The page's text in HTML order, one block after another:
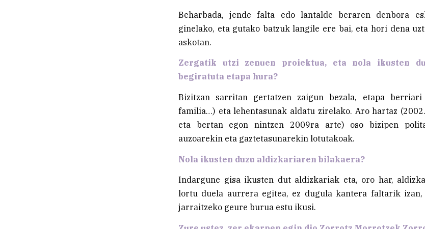
Beharbada, jende falta edo lantalde beraren denbora
ginelako, eta gutako batzuk langile ere bai, eta hori dena
askotan.
Zergatik utzi zenuen proiektua, eta nola ikusten
begiratuta etapa hura?
Bizitzan sarritan gertatzen zaigun bezala, etapa
familia…) eta lehentasunak aldatu zirelako. Aro hartaz
eta bertan egon nintzen 2009ra arte) oso bizipen
auzoarekin eta gaztetasunarekin lotutakoak.
Nola ikusten duzu aldizkariaren bilakaera?
Indargune gisa ikusten dut aldizkariak eta, oro har,
lortu duela aurrera egitea, ez dugula kantera faltarik izan,
jarraitzeko geure burua estu ikusi.